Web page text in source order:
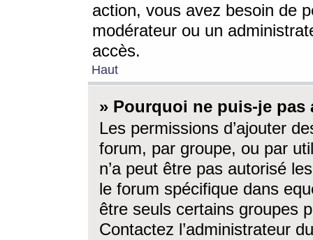
action, vous avez besoin de
modérateur ou un
accès.
Haut
» Pourquoi ne puis-je
Les permissions d’ajouter
forum, par groupe, ou par
n’a peut être pas autorisé
le forum spécifique dans
être seuls certains groupes
Contactez l’administrateur